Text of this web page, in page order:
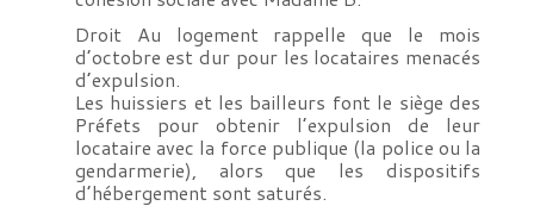
Droit Au logement rappelle que le mois
d’octobre est dur pour les locataires menacés
d’expulsion.
Les huissiers et les bailleurs font le siège des
Préfets pour obtenir l’expulsion de leur
locataire avec la force publique (la police ou la
gendarmerie), alors que les dispositifs
d’hébergement sont saturés.